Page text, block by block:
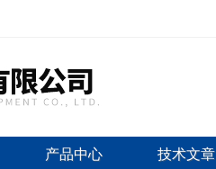
产品中心 技术文章